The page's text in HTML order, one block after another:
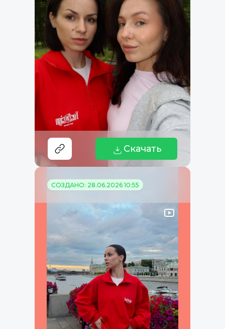
Скачать
СОЗДАНО: 28.06.2026 10:55